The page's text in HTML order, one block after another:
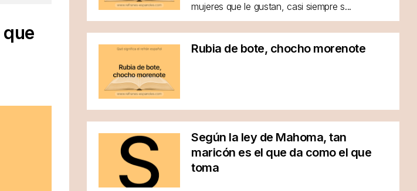
mujeres que le gustan, casi siempre s...
Rubia de bote, chocho morenote
Según la ley de Mahoma, tan
maricón es el que da como el que
toma